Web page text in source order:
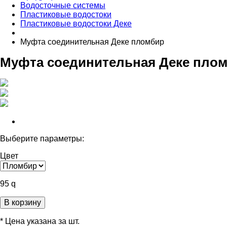
Водосточные системы
Пластиковые водостоки
Пластиковые водостоки Деке
Муфта соединительная Деке пломбир
Муфта соединительная Деке
Выберите параметры:
Цвет
95 q
В корзину
* Цена указана за шт.